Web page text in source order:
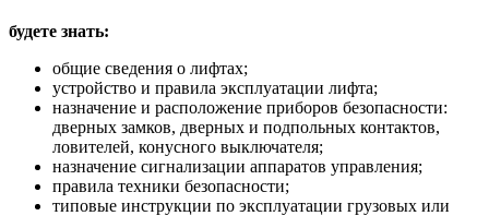
будете знать:
общие сведения о лифтах;
устройство и правила эксплуатации лифта;
назначение и расположение приборов безопасности:
дверных замков, дверных и подпольных контактов,
ловителей, конусного выключателя;
назначение сигнализации аппаратов управления;
правила техники безопасности;
типовые инструкции по эксплуатации грузовых или